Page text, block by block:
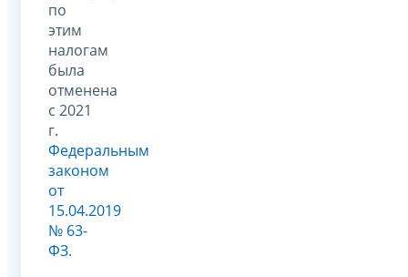
по
этим
налогам
была
отменена
с 2021
г.
Федеральным
законом
от
15.04.2019
№ 63-
ФЗ.